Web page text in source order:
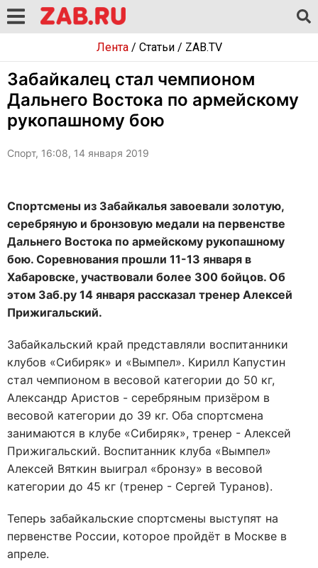
Лента/ Статьи/ ZAB.TV
Забайкалец стал чемпионом
Дальнего Востока по армейскому
рукопашному бою
Спорт, 16:08, 14 января 2019
Спортсмены из Забайкалья завоевали золотую,
серебряную и бронзовую медали на первенстве
Дальнего Востока по армейскому рукопашному
бою. Соревнования прошли 11-13 января в
Хабаровске, участвовали более 300 бойцов. Об
этом Заб.ру 14 января рассказал тренер Алексей
Прижигальский.
Забайкальский край представляли воспитанники
клубов «Сибиряк» и «Вымпел». Кирилл Капустин
стал чемпионом в весовой категории до 50 кг,
Александр Аристов - серебряным призёром в
весовой категории до 39 кг. Оба спортсмена
занимаются в клубе «Сибиряк», тренер - Алексей
Прижигальский. Воспитанник клуба «Вымпел»
Алексей Вяткин выиграл «бронзу» в весовой
категории до 45 кг (тренер - Сергей Туранов).
Теперь забайкальские спортсмены выступят на
первенстве России, которое пройдёт в Москве в
апреле.